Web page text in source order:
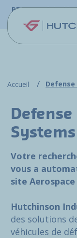
Aller au contenu
PFW.aero fait
Accueil
Systems
Votre
vous a
site
Hutchinson
des solutions
véhicules de